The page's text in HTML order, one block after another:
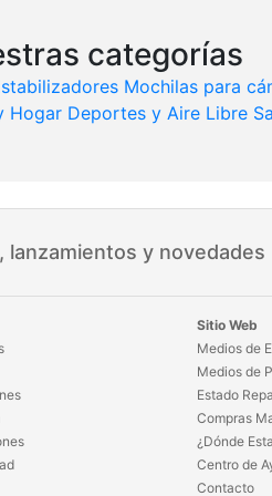
categorías
Mochilas para
Hogar Deportes y Aire Libre
lanzamientos y novedades
Sitio Web
Medios de
Medios de
Estado
Compras
¿Dónde
Centro de
Contacto